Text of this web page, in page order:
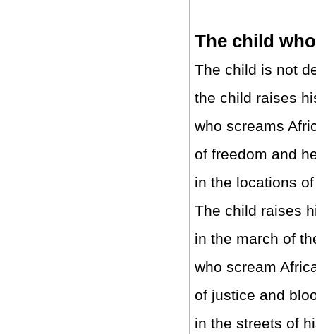
The child
The child is not
the child raises
who screams
of freedom and
in the locations
The child raises
in the march of
who scream
of justice and
in the streets of